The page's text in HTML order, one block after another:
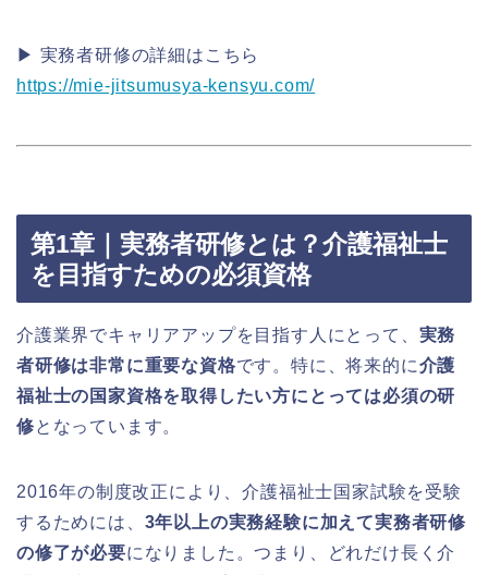
▶ 実務者研修の詳細はこちら
https://mie-jitsumusya-kensyu.com/
第1章｜実務者研修とは？介護福祉士
を目指すための必須資格
介護業界でキャリアアップを目指す人にとって、 実務
者研修は非常に重要な資格です。特に、将来的に介護
福祉士の国家資格を取得したい方にとっては必須の研
修となっています。
2016年の制度改正により、介護福祉士国家試験を受験
するためには、 3年以上の実務経験に加えて実務者研修
の修了が必要になりました。つまり、どれだけ長く介